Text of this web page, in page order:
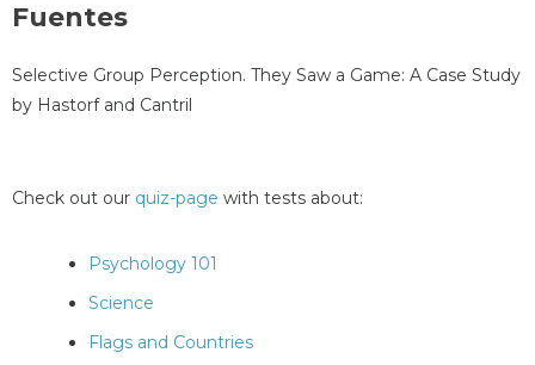
Fuentes
Selective Group Perception. They Saw a Game: A Case Study
by Hastorf and Cantril
Check out our quiz-page with tests about:
Psychology 101
Science
Flags and Countries